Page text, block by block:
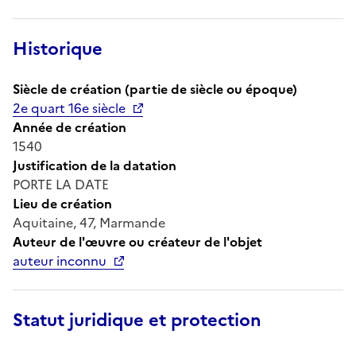
Historique
Siècle de création (partie de siècle ou époque)
2e quart 16e siècle
Année de création
1540
Justification de la datation
PORTE LA DATE
Lieu de création
Aquitaine, 47, Marmande
Auteur de l'œuvre ou créateur de l'objet
auteur inconnu
Statut juridique et protection